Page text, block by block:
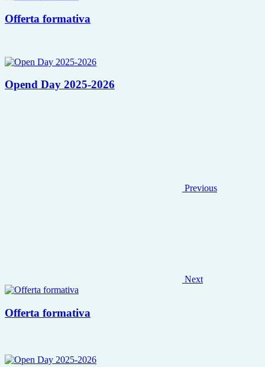
Offerta formativa
Opend Day 2025-2026
Previous
Next
Offerta formativa